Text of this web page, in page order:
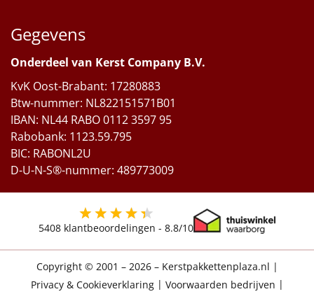
Gegevens
Onderdeel van Kerst Company B.V.
KvK Oost-Brabant: 17280883
Btw-nummer: NL822151571B01
IBAN: NL44 RABO 0112 3597 95
Rabobank: 1123.59.795
BIC: RABONL2U
D-U-N-S®-nummer: 489773009
5408 klantbeoordelingen - 8.8/10
Copyright © 2001 – 2026 – Kerstpakkettenplaza.nl |
Privacy & Cookieverklaring| Voorwaarden bedrijven |